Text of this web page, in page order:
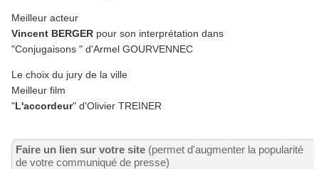
Meilleur acteur
Vincent BERGER pour son interprétation dans
"Conjugaisons " d'Armel GOURVENNEC
Le choix du jury de la ville
Meilleur film
"L'accordeur" d'Olivier TREINER
Faire un lien sur votre site (permet d'augmenter la popularité
de votre communiqué de presse)